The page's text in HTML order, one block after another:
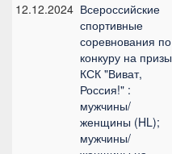
12.12.2024 Всероссийские
спортивные
соревнования по
конкуру на призы
КСК "Виват,
Россия!" :
мужчины/
женщины (HL);
мужчины/